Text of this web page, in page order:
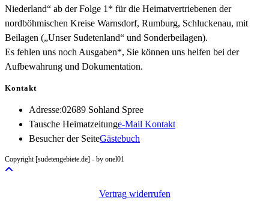
Niederland“ ab der Folge 1* für die Heimatvertriebenen der
nordböhmischen Kreise Warnsdorf, Rumburg, Schluckenau, mit
Beilagen („Unser Sudetenland“ und Sonderbeilagen).
Es fehlen uns noch Ausgaben*, Sie können uns helfen bei der
Aufbewahrung und Dokumentation.
Kontakt
Adresse:02689 Sohland Spree
Tausche Heimatzeitunge-Mail KontaktOpens
Besucher der SeiteGästebuch
Copyright [sudetengebiete.de] - by onel01
Vertrag widerrufen